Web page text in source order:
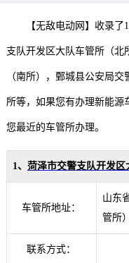
电车手册
选车推荐
充电站
用车百科
经销商
【无敌电动网】收录
支队开发区大队车管所（北
（南所），鄄城县公安局
所等，如果您有办理新能源
您最近的车管所办理。
1、 菏泽市交警支队开发区
车管所地址：
山东
管所）
联系方式：